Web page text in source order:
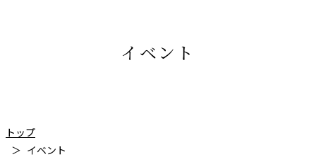
イベント
トップ
イベント